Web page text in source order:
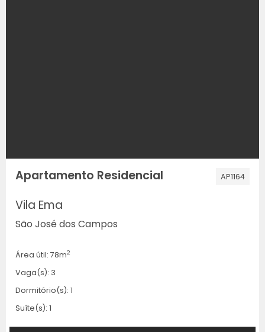
Apartamento Residencial AP1164
Vila Ema
São José dos Campos
Área útil: 78m2
Vaga(s): 3
Dormitório(s): 1
Suíte(s): 1